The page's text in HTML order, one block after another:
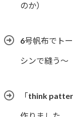
のか）
6号帆布でト
シンで縫う〜
「think